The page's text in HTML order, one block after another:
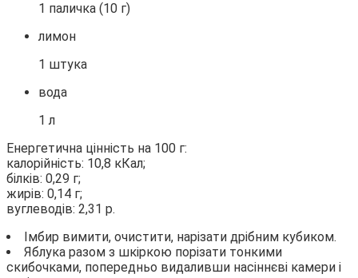
1 паличка (10 г)
лимон
1 штука
вода
1 л
Енергетична цінність на 100 г:
калорійність: 10,8 кКал;
білків: 0,29 г;
жирів: 0,14 г;
вуглеводів: 2,31 р.
Імбир вимити, очистити, нарізати дрібним кубиком.
Яблука разом з шкіркою порізати тонкими
скибочками, попередньо видаливши насіннєві камери і